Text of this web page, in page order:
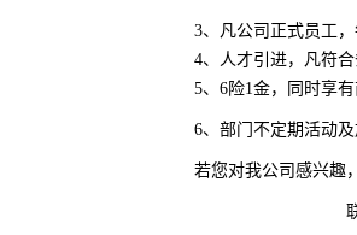
3、凡公司正式员工
4、人才引进，凡符
5、6险1金，同时享
6、部门不定期活动
若您对我公司感兴趣